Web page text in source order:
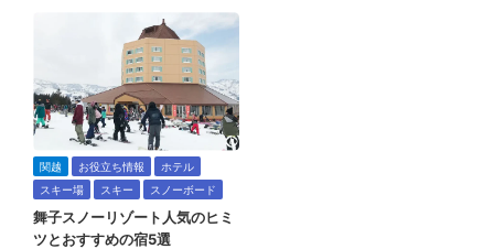
関越 お役立ち情報
ホテル
スキー場
スキー スノーボード
舞子スノーリゾート人気のヒミ
ツとおすすめの宿5選